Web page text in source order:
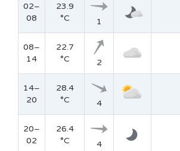
02–
08
23.9
°C
1
08–
14
22.7
°C
2
14–
20
28.4
°C
4
20–
02
26.4
°C
4